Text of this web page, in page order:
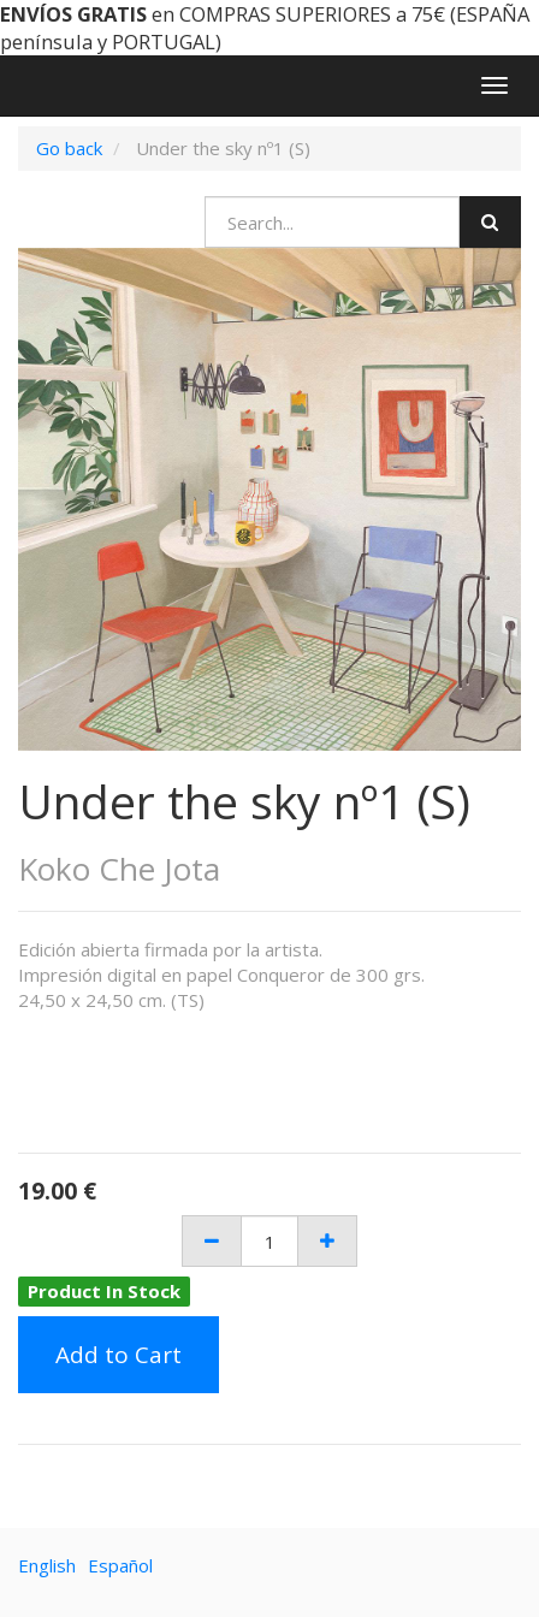
ENVÍOS GRATISen COMPRAS SUPERIORES a 75€ (ESPAÑA
península y PORTUGAL)
Go back
Under the sky nº1 (S)
Under the sky nº1 (S)
Koko Che Jota
Edición abierta firmada por la artista.
Impresión digital en papel Conqueror de 300 grs.
24,50 x 24,50 cm. (TS)
19.00 €
Product In Stock
Add to Cart
English Español